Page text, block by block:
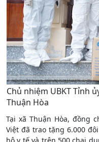
Chủ nhiệm UBKT Tỉnh
Thuận Hòa
Tại xã Thuận Hòa, đồng
Việt đã trao tặng 6.000